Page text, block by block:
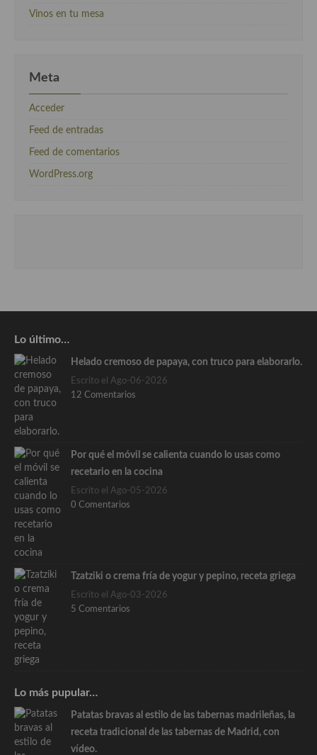
Vinos en tu mesa
Meta
Acceder
Feed de entradas
Feed de comentarios
WordPress.org
Lo último…
Helado cremoso de papaya, con truco para elaborarlo.
Escrito el Ago-06-2026
12 Comentarios
Por qué el móvil se calienta cuando lo usas como
recetario en la cocina
Escrito el Ago-05-2026
0 Comentarios
Tzatziki o crema fría de yogur y pepino, receta griega
Escrito el Ago-03-2026
5 Comentarios
Lo más pupular…
Patatas bravas al estilo de las tabernas madrileñas, la
receta tradicional de las tabernas de Madrid, con
vídeo.